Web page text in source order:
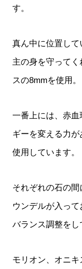
す。
真ん中に位置し
主の身を守って
スの8mmを使用。
一番上には、赤
ギーを変える力
使用しています。
それぞれの石の
ウンデルが入っ
バランス調整をし
モリオン、オニ